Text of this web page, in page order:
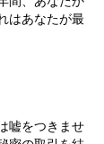
はあなたが最
嘘をつきませ